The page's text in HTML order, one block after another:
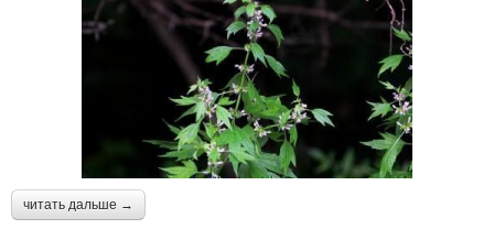
читать дальше →